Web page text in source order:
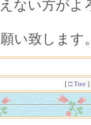
ない方がよ
い致します
[ □ Tree]